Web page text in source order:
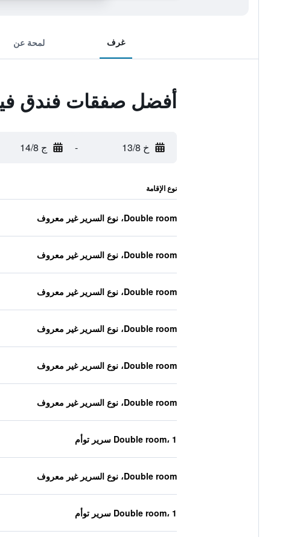
غرف لمحة عن
أفضل صفقات فندق
خ 13/8 - ج 14/8
نوع الإقامة
Double room، نوع السرير غير معروف
Double room، نوع السرير غير معروف
Double room، نوع السرير غير معروف
Double room، نوع السرير غير معروف
Double room، نوع السرير غير معروف
Double room، نوع السرير غير معروف
Double room، 1 سرير توأم
Double room، نوع السرير غير معروف
Double room، 1 سرير توأم